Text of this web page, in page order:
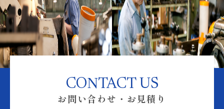
CONTACT US
お問い合わせ・お見積り